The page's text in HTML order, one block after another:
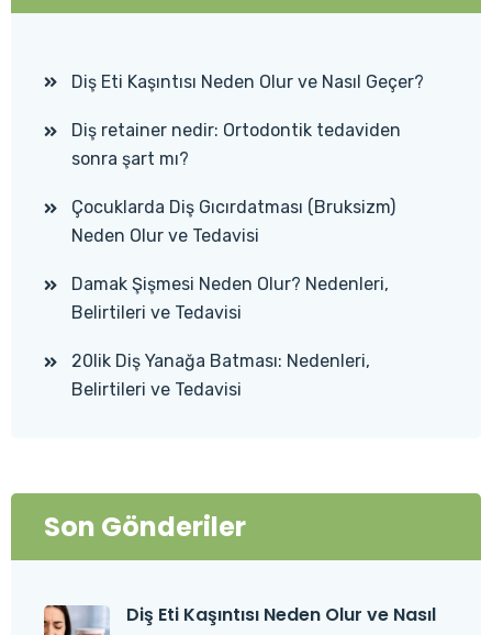
Diş Eti Kaşıntısı Neden Olur ve Nasıl Geçer?
Diş retainer nedir: Ortodontik tedaviden
sonra şart mı?
Çocuklarda Diş Gıcırdatması (Bruksizm)
Neden Olur ve Tedavisi
Damak Şişmesi Neden Olur? Nedenleri,
Belirtileri ve Tedavisi
20lik Diş Yanağa Batması: Nedenleri,
Belirtileri ve Tedavisi
Son Gönderiler
Diş Eti Kaşıntısı Neden Olur ve Nasıl